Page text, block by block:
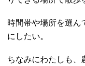
時間帯や場所を選ん
にしたい。
ちなみにわたしも、